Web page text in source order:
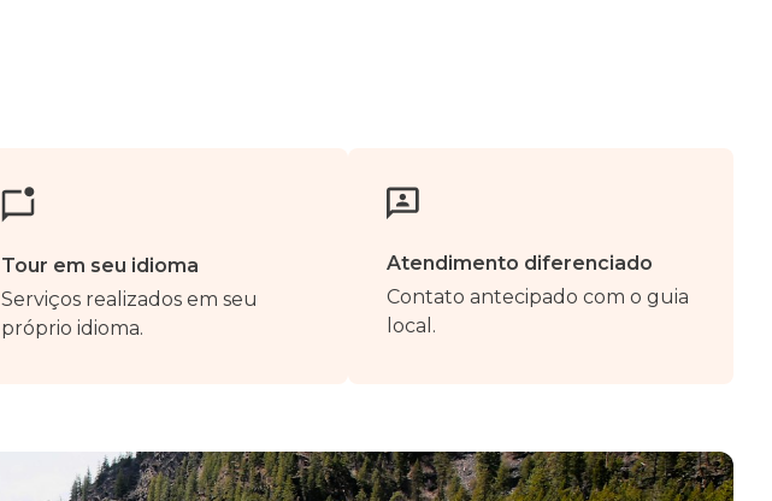
Tour em seu idioma
Serviços realizados em seu
próprio idioma.
Atendimento diferenciado
Contato antecipado com o guia
local.